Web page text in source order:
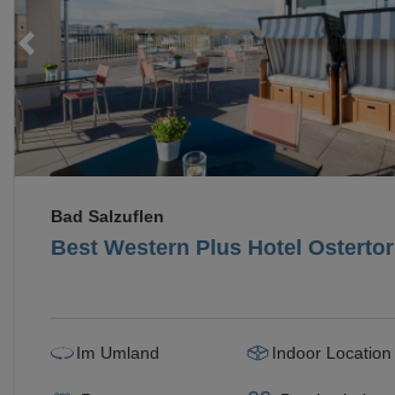
Loading...Loading...
Best Western Plus Hotel Ostertor
Bad Salzuflen
Im Umland Indoor Location